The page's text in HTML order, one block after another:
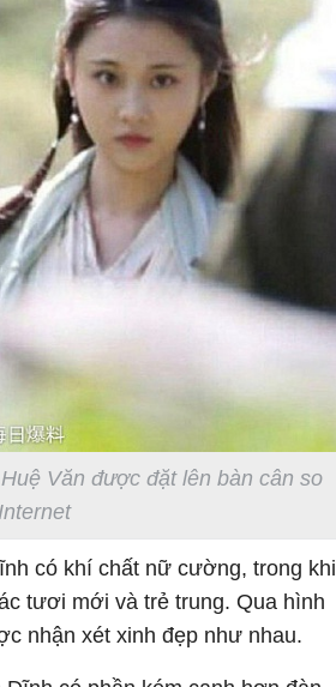
Văn được đặt lên bàn cân so
có khí chất nữ cường, trong khi
tươi mới và trẻ trung. Qua hình
nhận xét xinh đẹp như nhau.